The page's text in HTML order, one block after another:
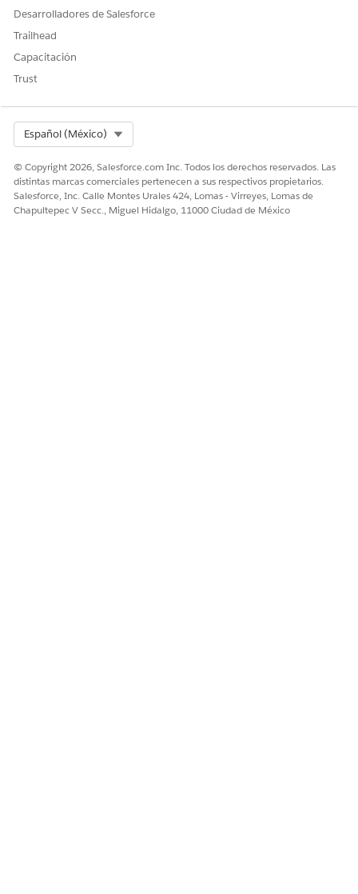
Desarrolladores de Salesforce
Trailhead
Capacitación
Trust
Español (México)
© Copyright 2026, Salesforce.com Inc. Todos los derechos reservados. Las
distintas marcas comerciales pertenecen a sus respectivos propietarios.
Salesforce, Inc. Calle Montes Urales 424, Lomas - Virreyes, Lomas de
Chapultepec V Secc., Miguel Hidalgo, 11000 Ciudad de México